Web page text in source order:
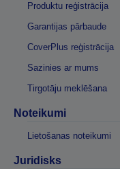
Produktu reģistrācija
Garantijas pārbaude
CoverPlus reģistrācija
Sazinies ar mums
Tirgotāju meklēšana
Noteikumi
Lietošanas noteikumi
Juridisks